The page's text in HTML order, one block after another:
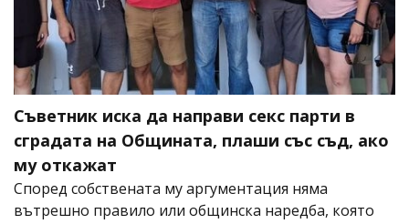
Съветник иска да направи секс парти в
сградата на Общината, плаши със съд, ако
му откажат
Според собствената му аргументация няма
вътрешно правило или общинска наредба, която